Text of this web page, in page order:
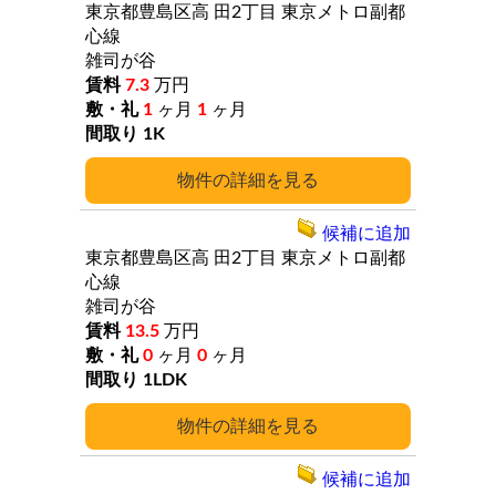
詳細
東京都豊島区高 田2丁目 東京メトロ副都
心線
雑司が谷
7.3 万円
1 ヶ月 1 ヶ月
1K
詳細
東京都豊島区高 田2丁目 東京メトロ副都
心線
雑司が谷
13.5 万円
0 ヶ月 0 ヶ月
1LDK
候補に追加
候補に追加